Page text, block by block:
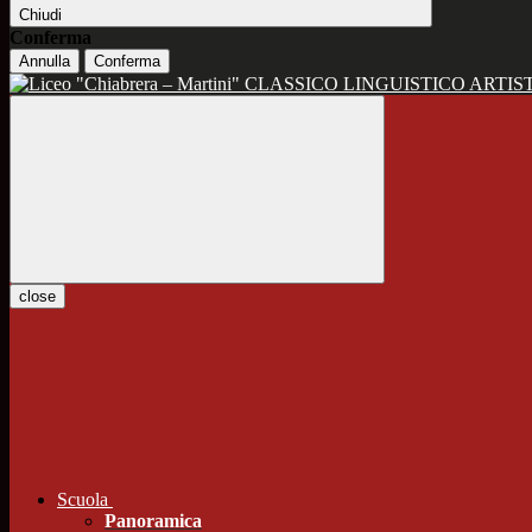
Chiudi
Conferma
Annulla Conferma
CLASSICO LINGUISTICO
close
Scuola
Panoramica